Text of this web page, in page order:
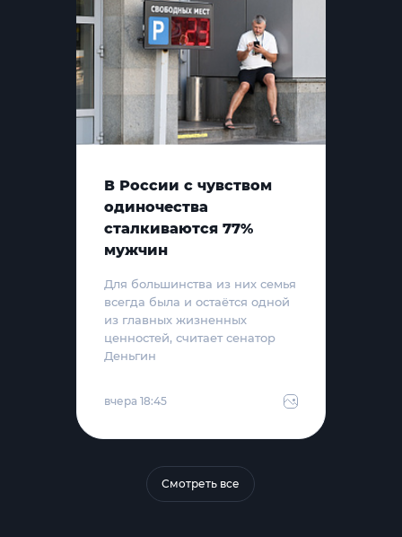
В России с чувством
одиночества
сталкиваются 77%
мужчин
Для большинства из них семья
всегда была и остаётся одной
из главных жизненных
ценностей, считает сенатор
Деньгин
вчера 18:45
Смотреть все